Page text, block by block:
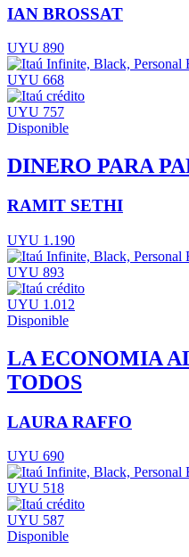
IAN BROSSAT
UYU 890
UYU 668
UYU 757
Disponible
DINERO PARA
RAMIT SETHI
UYU 1.190
UYU 893
UYU 1.012
Disponible
LA ECONOMIA
TODOS
LAURA RAFFO
UYU 690
UYU 518
UYU 587
Disponible